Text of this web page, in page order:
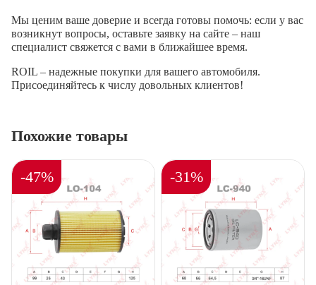
Мы ценим ваше доверие и всегда готовы помочь: если у вас
возникнут вопросы, оставьте заявку на сайте – наш
специалист свяжется с вами в ближайшее время.
ROIL – надежные покупки для вашего автомобиля.
Присоединяйтесь к числу довольных клиентов!
Похожие товары
-47% -31%